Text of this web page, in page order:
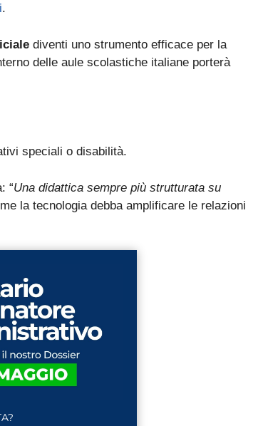
.
diventi uno strumento efficace per la
delle aule scolastiche italiane porterà
speciali o disabilità.
“Una didattica sempre più strutturata su
la tecnologia debba amplificare le relazioni
classificazione CCNL 2019-2021 (4 aree, nuovi
cos'è, chi la deve avere, come ottenerla
fanno punteggio (OSA, ASACOM, Segretario
Sì, voglio la guida omaggio